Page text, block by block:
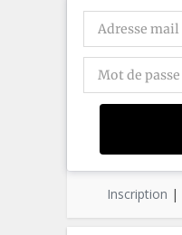
Inscription |